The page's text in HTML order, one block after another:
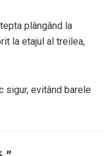
plângând la
la etajul al treilea,
sigur, evitând barele